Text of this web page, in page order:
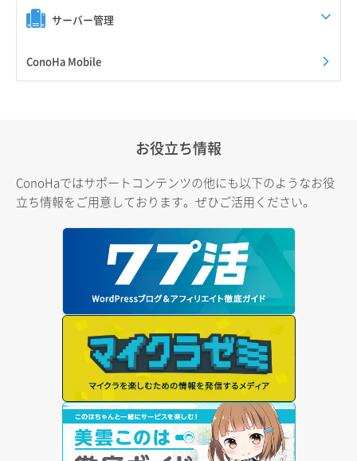
サーバー管理
ConoHa Mobile
お役立ち情報
ConoHaではサポートコンテンツの他にも以下のようなお役
立ち情報をご用意しております。ぜひご活用ください。